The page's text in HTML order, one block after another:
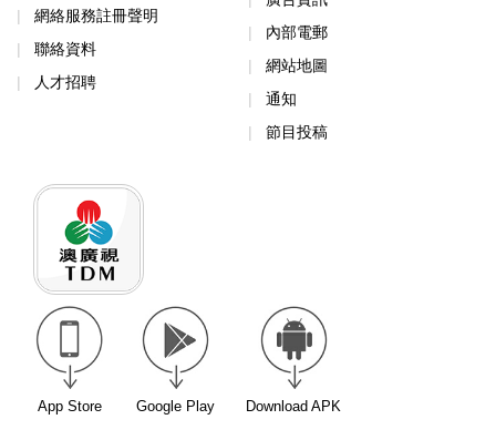
網絡服務註冊聲明
聯絡資料
人才招聘
內部電郵
網站地圖
通知
節目投稿
App Store Google Play Download APK